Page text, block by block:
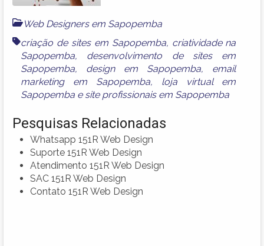
Web Designers em Sapopemba
criação de sites em Sapopemba, criatividade na
Sapopemba, desenvolvimento de sites em
Sapopemba, design em Sapopemba, email
marketing em Sapopemba, loja virtual em
Sapopemba e site profissionais em Sapopemba
Pesquisas Relacionadas
Whatsapp 151R Web Design
Suporte 151R Web Design
Atendimento 151R Web Design
SAC 151R Web Design
Contato 151R Web Design